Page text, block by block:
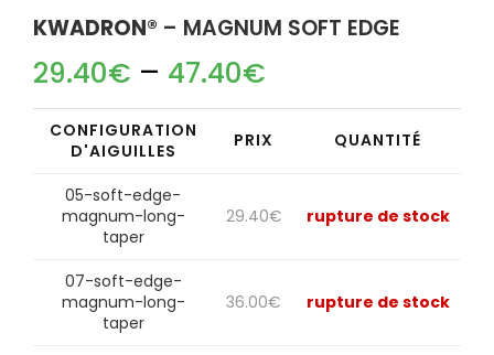
KWADRON® – MAGNUM SOFT EDGE
29.40€ – 47.40€
CONFIGURATION
D'AIGUILLES
PRIX QUANTITÉ
05-soft-edge-
magnum-long-
taper
29.40€ rupture de stock
07-soft-edge-
magnum-long-
taper
36.00€ rupture de stock